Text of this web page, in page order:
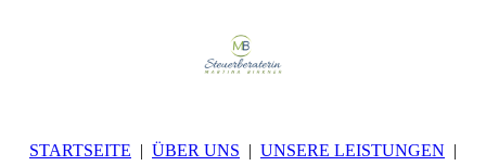
STARTSEITE ÜBER UNS UNSERE LEISTUNGEN